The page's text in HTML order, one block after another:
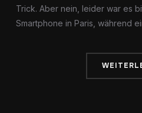
Trick. Aber nein, leider war es
Smartphone in Paris, während